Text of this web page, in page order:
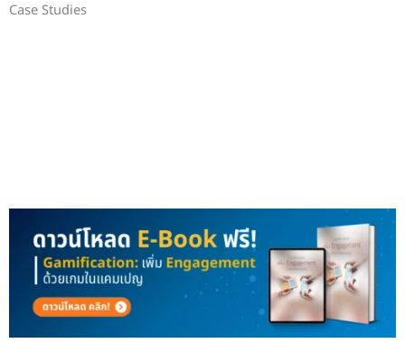
Case Studies